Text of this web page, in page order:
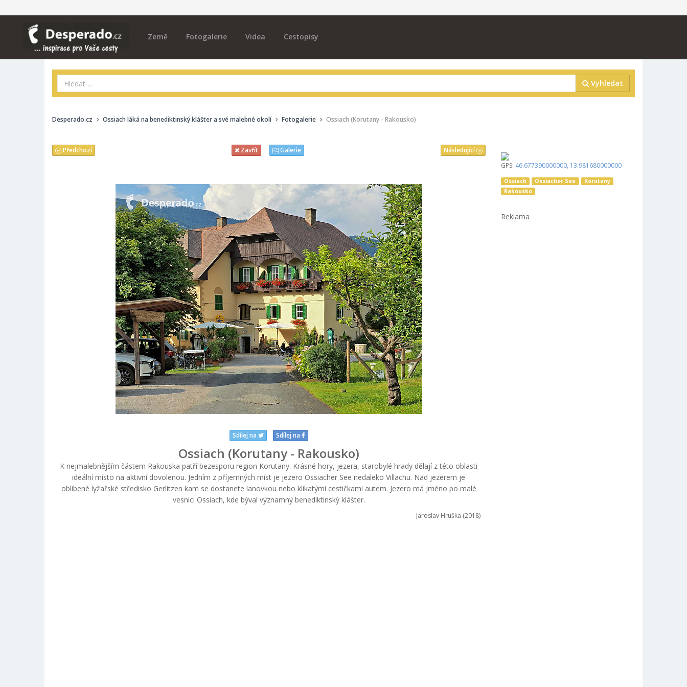
Země Fotogalerie Videa Cestopisy
Vyhledat
Desperado.cz Ossiach láká na benediktinský klášter a své malebné okolí Fotogalerie Ossiach (Korutany - Rakousko)
Následující
Předchozí Zavřít Galerie
Sdílej na Sdílej na
Ossiach (Korutany - Rakousko)
K nejmalebnějším částem Rakouska patří bezesporu region Korutany. Krásné hory, jezera, starobylé hrady dělají z této oblasti
ideální místo na aktivní dovolenou. Jedním z příjemných míst je jezero Ossiacher See nedaleko Villachu. Nad jezerem je
oblíbené lyžařské středisko Gerlitzen kam se dostanete lanovkou nebo klikatými cestičkami autem. Jezero má jméno po malé
vesnici Ossiach, kde býval významný benediktinský klášter.
Jaroslav Hruška (2018)
GPS: 46.677390000000, 13.981680000000
Ossiach Ossiacher See
Korutany
Rakousko
Reklama